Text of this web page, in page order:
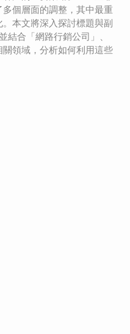
個層面的調整，其中最重
本文將深入探討標題與副
結合「網路行銷公司」、
關領域，分析如何利用這些